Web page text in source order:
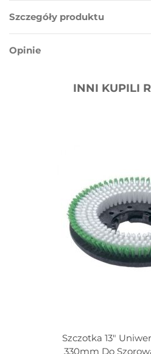
Szczegóły produktu
Opinie
INNI KUPILI
Szczotka 13"
330mm Do